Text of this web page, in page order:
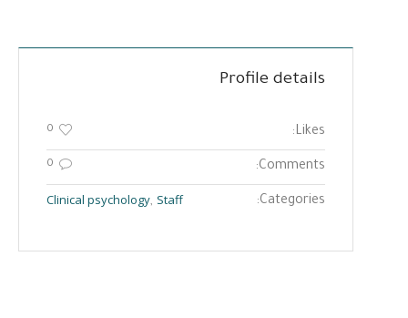
Profile details
Likes:
0
Comments:
0
Categories:
Clinical psychology, Staff